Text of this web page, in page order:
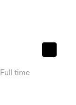
Full time